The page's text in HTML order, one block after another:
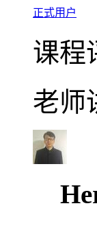
正式用户
课程
老师